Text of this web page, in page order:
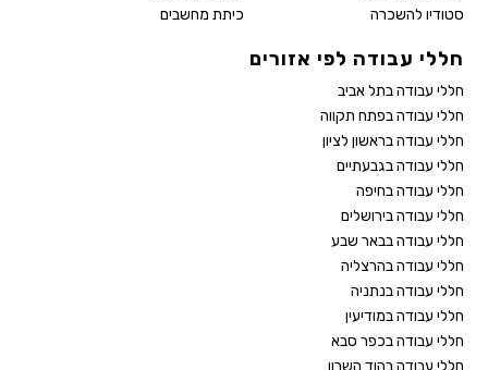
סטודיו להשכרה
כיתת מחשבים
חללי עבודה לפי אזורים
חללי עבודה בתל אביב
חללי עבודה בפתח תקווה
חללי עבודה בראשון לציון
חללי עבודה בגבעתיים
חללי עבודה בחיפה
חללי עבודה בירושלים
חללי עבודה בבאר שבע
חללי עבודה בהרצליה
חללי עבודה בנתניה
חללי עבודה במודיעין
חללי עבודה בכפר סבא
חללי עבודה בהוד השרון